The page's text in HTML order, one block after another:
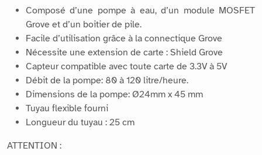
Composé d’une pompe à eau, d’un module MOSFET
Grove et d’un boitier de pile.
Facile d’utilisation grâce à la connectique Grove
Nécessite une extension de carte : Shield Grove
Capteur compatible avec toute carte de 3.3V à 5V
Débit de la pompe: 80 à 120 litre/heure.
Dimensions de la pompe: Ø24mm x 45 mm
Tuyau flexible fourni
Longueur du tuyau : 25 cm
ATTENTION :